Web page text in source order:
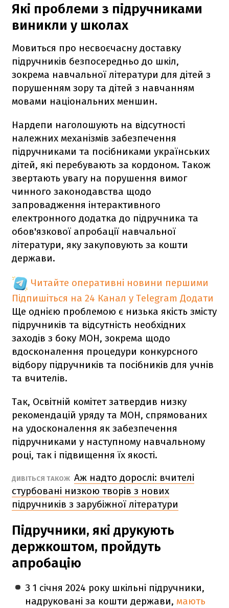
Які проблеми з підручниками
виникли у школах
Мовиться про несвоєчасну доставку
підручників безпосередньо до шкіл,
зокрема навчальної літератури для дітей з
порушенням зору та дітей з навчанням
мовами національних меншин.
Нардепи наголошують на відсутності
належних механізмів забезпечення
підручниками та посібниками українських
дітей, які перебувають за кордоном. Також
звертають увагу на порушення вимог
чинного законодавства щодо
запровадження інтерактивного
електронного додатка до підручника та
обов'язкової апробації навчальної
літератури, яку закуповують за кошти
держави.
Читайте оперативні новини першими
Підпишіться на 24 Канал у Telegram Додати
Ще однією проблемою є низька якість змісту
підручників та відсутність необхідних
заходів з боку МОН, зокрема щодо
вдосконалення процедури конкурсного
відбору підручників та посібників для учнів
та вчителів.
Так, Освітній комітет затвердив низку
рекомендацій уряду та МОН, спрямованих
на удосконалення як забезпечення
підручниками у наступному навчальному
році, так і підвищення їх якості.
ДИВІТЬСЯ ТАКОЖ Аж надто дорослі: вчителі
стурбовані низкою творів з нових
підручників з зарубіжної літератури
Підручники, які друкують
держкоштом, пройдуть
апробацію
З 1 січня 2024 року шкільні підручники,
надруковані за кошти держави, мають